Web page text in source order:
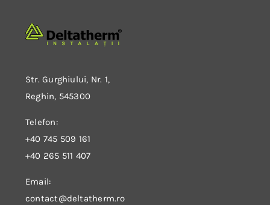
Str. Gurghiului, Nr. 1,
Reghin, 545300
Telefon:
+40 745 509 161
+40 265 511 407
Email:
contact@deltatherm.ro